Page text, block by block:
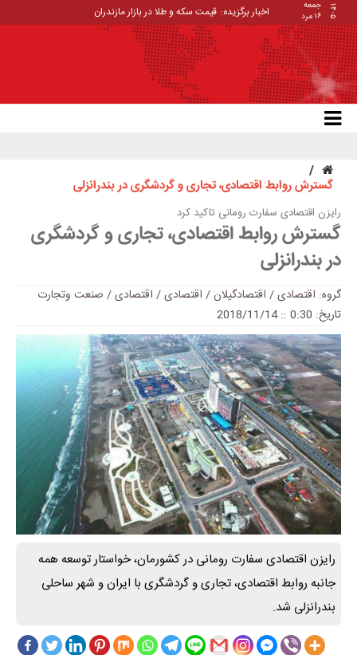
۱۴۰۵
جمعه
۱۶ مرد
اخبار برگزیده: قیمت سکه و طلا در بازار مازندران
گسترش روابط اقتصادی، تجاری و گردشگری در بندرانزلی
رایزن اقتصادی سفارت رومانی تاکید کرد
گسترش روابط اقتصادی، تجاری و گردشگری
در بندرانزلی
گروه: اقتصادی / اقتصادگیلان/ اقتصادی/ اقتصادی / صنعت وتجارت
تاریخ: 0:30 :: 2018/11/14
رایزن اقتصادی سفارت رومانی در کشورمان، خواستار توسعه همه
جانبه روابط اقتصادی، تجاری و گردشگری با ایران و شهر ساحلی
بندرانزلی شد.